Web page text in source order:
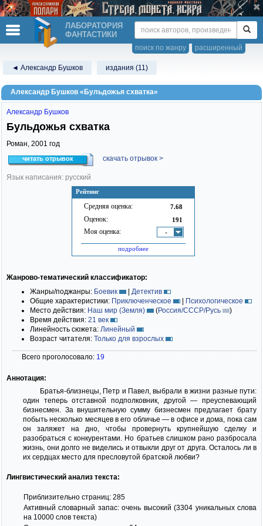
ЛАБОРАТОРИЯ
ФАНТАСТИКИ
расширенный
поиск по жанру
◄ Александр Бушков издания (11)
Александр Бушков «Бульдожья схватка»
Рейтинг
Средняя оценка: 7.68
Оценок: 191
Моя оценка: -
подробнее
Александр Бушков
Бульдожья схватка
Роман, 2001 год
читать отрывок скачать отрывок >
Язык написания: русский
Жанрово-тематический классификатор:
Жанры/поджанры: Боевик | Детектив
Общие характеристики: Приключенческое | Психологическое
Место действия: Наш мир (Земля) (Россия/СССР/Русь
)
Время действия: 21 век
Линейность сюжета: Линейный
Возраст читателя: Только для взрослых
Всего проголосовало: 19
Аннотация:
Братья-близнецы, Петр и Павел, выбрали в жизни разные пути:
один теперь отставной подполковник, другой — преуспевающий
бизнесмен. За внушительную сумму бизнесмен предлагает брату
побыть несколько месяцев в его обличье — в офисе и дома, пока сам
он заляжет на дно, чтобы провернуть крупнейшую сделку и
разобраться с конкурентами. Но братьев слишком рано разбросала
жизнь, они долго не виделись и отвыкли друг от друга. Осталось ли в
их сердцах место для пресловутой братской любви?
Лингвистический анализ текста:
Приблизительно страниц: 285
Активный словарный запас: очень высокий (3304 уникальных слова
на 10000 слов текста)